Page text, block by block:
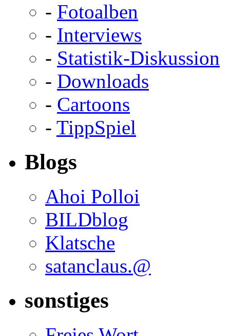
- Fotoalben
- Interviews
- Statistik-Diskussion
- Downloads
- Cartoons
- TippSpiel
Blogs
Ahoi Polloi
BILDblog
Klatsche
satanclaus.@
sonstiges